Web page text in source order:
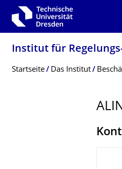
Institut für
Breadcrumb-Menü
Startseite Das Institut